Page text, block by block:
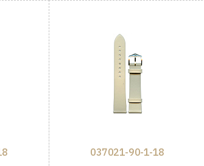
037021-90-1-18